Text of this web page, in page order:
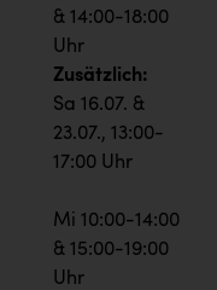
& 14:00-18:00
Uhr
Zusätzlich:
Sa 16.07. &
23.07., 13:00-
17:00 Uhr
Mi 10:00-14:00
& 15:00-19:00
Uhr